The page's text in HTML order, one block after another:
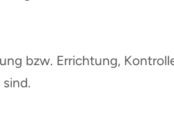
bzw. Errichtung,